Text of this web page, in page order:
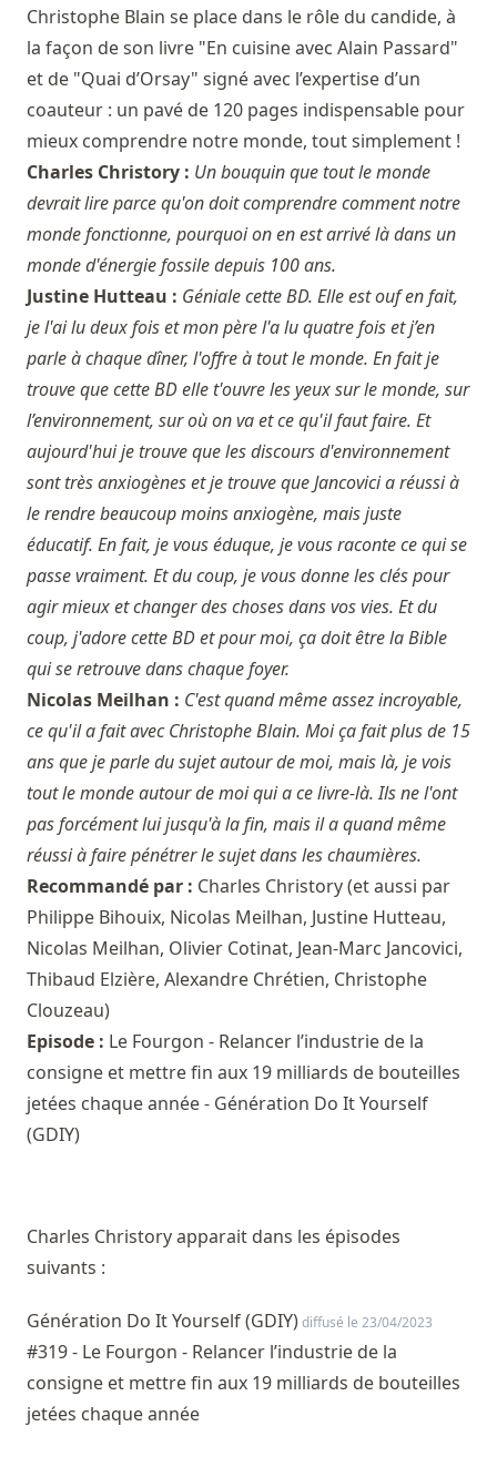
Christophe Blain se place dans le rôle du candide, à
la façon de son livre "En cuisine avec Alain Passard"
et de "Quai d’Orsay" signé avec l’expertise d’un
coauteur : un pavé de 120 pages indispensable pour
mieux comprendre notre monde, tout simplement !
Charles Christory : Un bouquin que tout le monde
devrait lire parce qu'on doit comprendre comment notre
monde fonctionne, pourquoi on en est arrivé là dans un
monde d'énergie fossile depuis 100 ans.
Justine Hutteau : Géniale cette BD. Elle est ouf en fait,
je l'ai lu deux fois et mon père l'a lu quatre fois et j’en
parle à chaque dîner, l'offre à tout le monde. En fait je
trouve que cette BD elle t'ouvre les yeux sur le monde, sur
l’environnement, sur où on va et ce qu'il faut faire. Et
aujourd'hui je trouve que les discours d'environnement
sont très anxiogènes et je trouve que Jancovici a réussi à
le rendre beaucoup moins anxiogène, mais juste
éducatif. En fait, je vous éduque, je vous raconte ce qui se
passe vraiment. Et du coup, je vous donne les clés pour
agir mieux et changer des choses dans vos vies. Et du
coup, j'adore cette BD et pour moi, ça doit être la Bible
qui se retrouve dans chaque foyer.
Nicolas Meilhan : C'est quand même assez incroyable,
ce qu'il a fait avec Christophe Blain. Moi ça fait plus de 15
ans que je parle du sujet autour de moi, mais là, je vois
tout le monde autour de moi qui a ce livre-là. Ils ne l'ont
pas forcément lui jusqu'à la fin, mais il a quand même
réussi à faire pénétrer le sujet dans les chaumières.
Recommandé par : Charles Christory(et aussi par
Philippe Bihouix, Nicolas Meilhan, Justine Hutteau,
Nicolas Meilhan, Olivier Cotinat, Jean-Marc Jancovici,
Thibaud Elzière, Alexandre Chrétien, Christophe
Clouzeau)
Episode : Le Fourgon - Relancer l’industrie de la
consigne et mettre fin aux 19 milliards de bouteilles
jetées chaque année - Génération Do It Yourself
(GDIY)
Charles Christory apparait dans les épisodes
suivants :
Génération Do It Yourself (GDIY)diffusé le 23/04/2023
#319 - Le Fourgon - Relancer l’industrie de la
consigne et mettre fin aux 19 milliards de bouteilles
jetées chaque année